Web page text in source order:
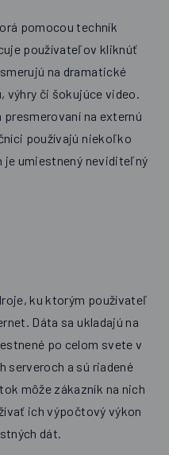
pomocou techník
používateľov kliknúť
na dramatické
výhry či šokujúce video.
na externú
používajú niekoľko
je umiestnený neviditeľný
ku ktorým používateľ
Dáta sa ukladajú na
po celom svete v
serveroch a sú riadené
môže zákazník na nich
ich výpočtový výkon
dát.